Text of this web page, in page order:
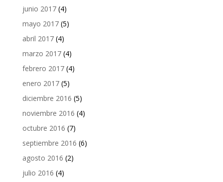
junio 2017(4)
mayo 2017(5)
abril 2017(4)
marzo 2017(4)
febrero 2017(4)
enero 2017(5)
diciembre 2016 (5)
noviembre 2016 (4)
octubre 2016 (7)
septiembre 2016 (6)
agosto 2016 (2)
julio 2016 (4)